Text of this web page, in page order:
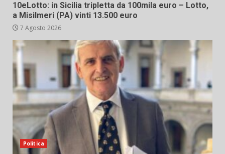
10eLotto: in Sicilia tripletta da 100mila euro – Lotto,
a Misilmeri (PA) vinti 13.500 euro
7 Agosto 2026
Politica